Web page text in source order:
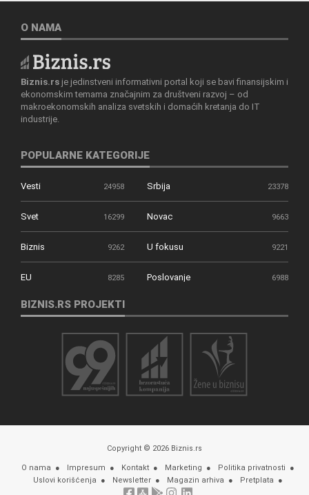
O NAMA
Biznis.rs je jedinstveni informativni portal koji se bavi finansijskim i
ekonomskim temama značajnim za društveni razvoj – od
makroekonomskih analiza svetskih i domaćih kretanja do IT
industrije.
POPULARNE KATEGORIJE
Vesti 24958 Srbija 23378
Svet 16299 Novac 9663
Biznis 9262 U fokusu 9221
EU 8285 Poslovanje 6988
BIZNIS.RS PROJEKTI
Copyright © 2026 Biznis.rs
O nama Impresum Kontakt Marketing
Politika privatnosti
Uslovi korišćenja
Newsletter Magazin arhiva Pretplata